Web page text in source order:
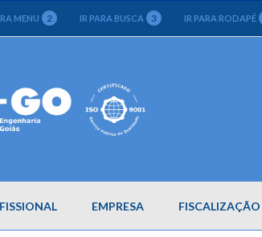
MENU 2 IR PARA BUSCA 3 IR PARA RODAPÉ
EMPRESA FISCALIZAÇÃO